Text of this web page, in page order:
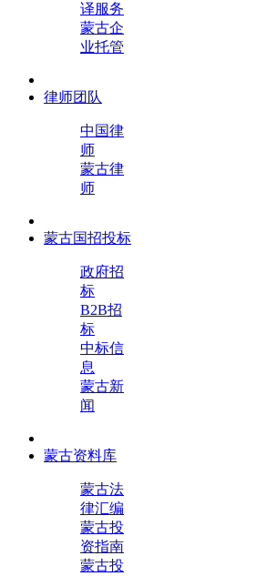
译服务
蒙古企
业托管
律师团队
中国律
师
蒙古律
师
蒙古国招投标
政府招
标
B2B招
标
中标信
息
蒙古新
闻
蒙古资料库
蒙古法
律汇编
蒙古投
资指南
蒙古投